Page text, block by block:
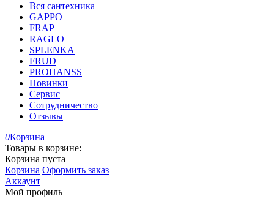
Вся сантехника
GAPPO
FRAP
RAGLO
SPLENKA
FRUD
PROHANSS
Новинки
Сервис
Сотрудничество
Отзывы
0Корзина
Товары в корзине:
Корзина пуста
Корзина Оформить заказ
Аккаунт
Мой профиль